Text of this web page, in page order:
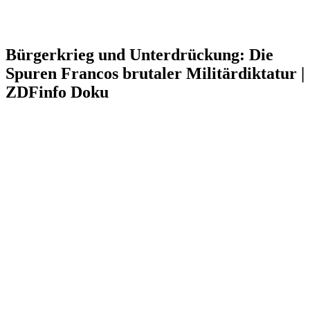
Bürgerkrieg und Unterdrückung: Die
Spuren Francos brutaler Militärdiktatur |
ZDFinfo Doku